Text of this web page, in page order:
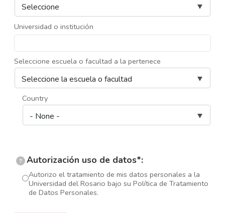
Universidad o institución
Seleccione escuela o facultad a la pertenece
Country
? Autorización uso de datos*:
Autorizo el tratamiento de mis datos personales a la
Universidad del Rosario bajo su Política de Tratamiento
de Datos Personales.